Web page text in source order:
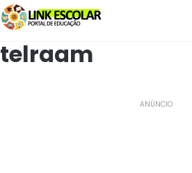
Koppeling
telraam
ANÚNCIO